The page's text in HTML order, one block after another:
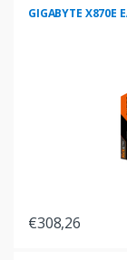
GIGABYTE X870E
€308,26